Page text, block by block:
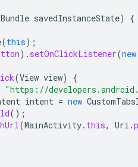
Bundle savedInstanceState)
{
(this);
). setOnClickListener(new
(View view)
{
"https://
intent = new
();
(MainActivity. this, Uri .